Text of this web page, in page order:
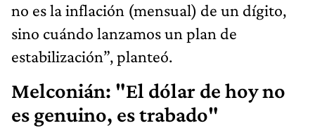
no es la inflación (mensual) de un dígito,
sino cuándo lanzamos un plan de
estabilización”, planteó.
Melconián: "El dólar de hoy no
es genuino, es trabado"